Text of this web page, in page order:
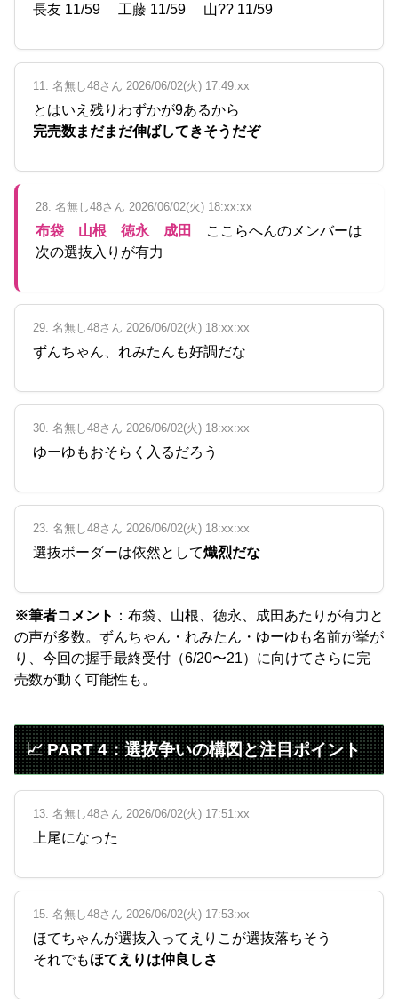
長友 11/59 工藤 11/59 山?? 11/59
11. 名無し48さん 2026/06/02(火) 17:49:xx
とはいえ残りわずかが9あるから
完売数まだまだ伸ばしてきそうだぞ
28. 名無し48さん 2026/06/02(火) 18:xx:xx
布袋 山根 徳永 成田
ここらへんのメンバーは
次の選抜入りが有力
29. 名無し48さん 2026/06/02(火) 18:xx:xx
ずんちゃん、れみたんも好調だな
30. 名無し48さん 2026/06/02(火) 18:xx:xx
ゆーゆもおそらく入るだろう
23. 名無し48さん 2026/06/02(火) 18:xx:xx
選抜ボーダーは依然として熾烈だな
※筆者コメント ：布袋、山根、徳永、成田あたりが有力と
の声が多数。ずんちゃん・れみたん・ゆーゆも名前が挙が
り、今回の握手最終受付（6/20〜21）に向けてさらに完
売数が動く可能性も。
📈 PART 4：選抜争いの構図と注目ポイント
13. 名無し48さん 2026/06/02(火) 17:51:xx
上尾になった
15. 名無し48さん 2026/06/02(火) 17:53:xx
ほてちゃんが選抜入ってえりこが選抜落ちそう
それでもほてえりは仲良しさ